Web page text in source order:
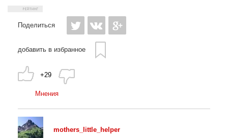
Поделиться
добавить в избранное
+29
Мнения
mothers_little_helper